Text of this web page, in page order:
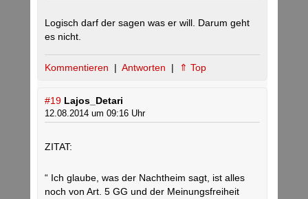
Logisch darf der sagen was er will. Darum geht
es nicht.
Kommentieren | Antworten | ⇑ Top
#19 Lajos_Detari
12.08.2014 um 09:16 Uhr
ZITAT:
“ Ich glaube, was der Nachtheim sagt, ist alles
noch von Art. 5 GG und der Meinungsfreiheit